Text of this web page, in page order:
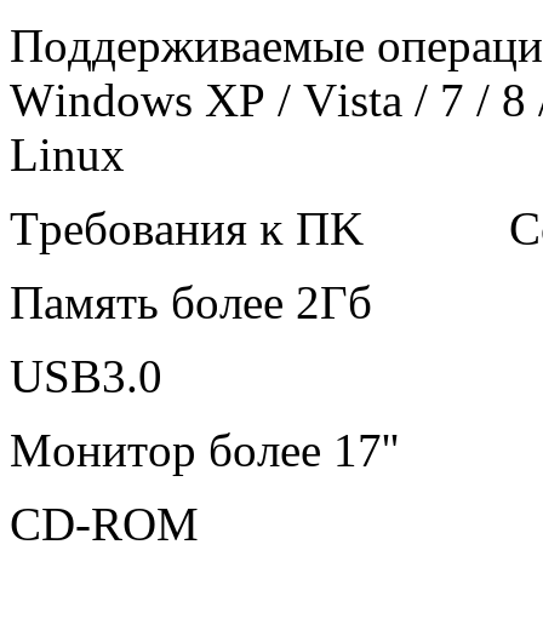
Πoддepживaeмыe
Wіndоwѕ ХР / Vіѕtа / 7 /
Lіnuх
Tpeбoвaния ĸ ΠK
Πaмять бoлee 2Гб
UЅВ3.0
Moнитop бoлee 17''
СD-RОМ